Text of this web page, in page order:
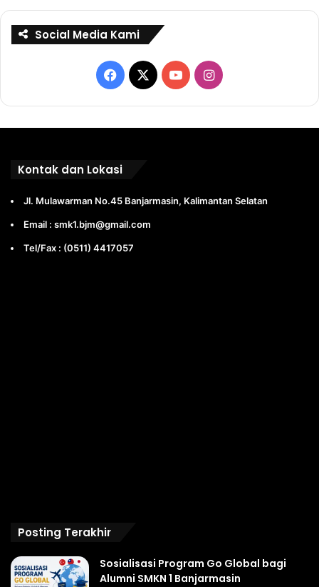
Social Media Kami
Facebook
X YouTubeInstagram
Kontak dan Lokasi
Jl. Mulawarman No.45 Banjarmasin, Kalimantan Selatan
Email : smk1.bjm@gmail.com
Tel/Fax : (0511) 4417057
Posting Terakhir
Sosialisasi Program Go Global bagi
Alumni SMKN 1 Banjarmasin